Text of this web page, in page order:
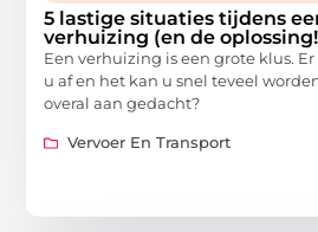
5 lastige situaties tijdens
verhuizing (en de
Een verhuizing is een grote klus.
u af en het kan u snel teveel
overal aan gedacht?
Vervoer En Transport